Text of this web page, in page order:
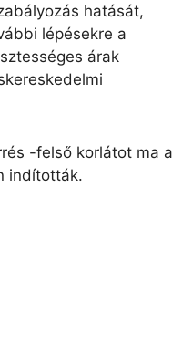
hatását,
lépésekre a
árak
-felső korlátot ma a
indították.